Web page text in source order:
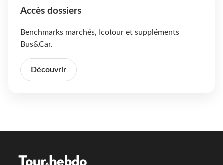
Accès dossiers
Benchmarks marchés, Icotour et suppléments
Bus&Car.
Découvrir